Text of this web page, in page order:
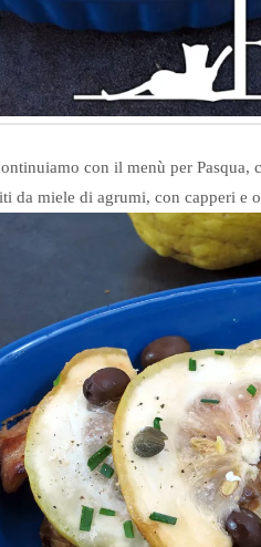
con il menù per Pasqua,
da miele di agrumi, con capperi e